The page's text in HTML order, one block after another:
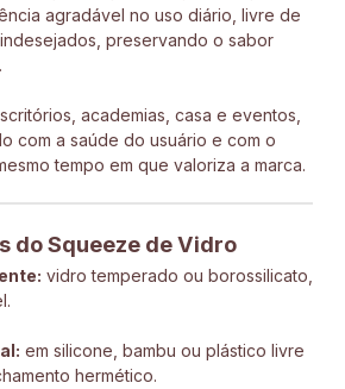
agradável no uso diário, livre de
preservando o sabor
academias, casa e eventos,
com a saúde do usuário e com o
tempo em que valoriza a marca.
do Squeeze de Vidro
vidro temperado ou borossilicato,
em silicone, bambu ou plástico livre
hermético.